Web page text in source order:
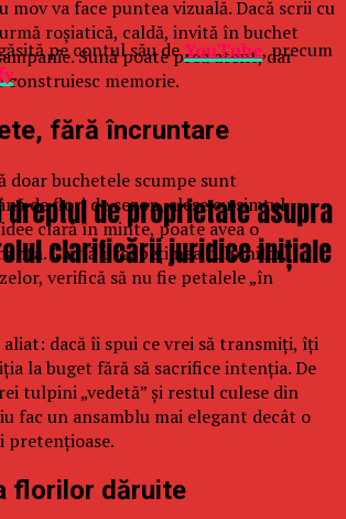
mov va face puntea vizuală. Dacă scrii cu
roșiatică, caldă, invită în buchet
Sună poate prea atent, dar
memorie.
fără încruntare
doar buchetele scumpe sunt
de flori de sezon, alese cu simțul
clară în minte, poate avea o
Caută prospețimea tulpinilor,
verifică să nu fie petalele „în
dacă îi spui ce vrei să transmiți, îți
la buget fără să sacrifice intenția. De
tulpini „vedetă” și restul culese din
fac un ansamblu mai elegant decât o
pretențioase.
florilor dăruite
pe contul său deYouTube, precum
.
de proprietate asupra
clarificării juridice inițiale